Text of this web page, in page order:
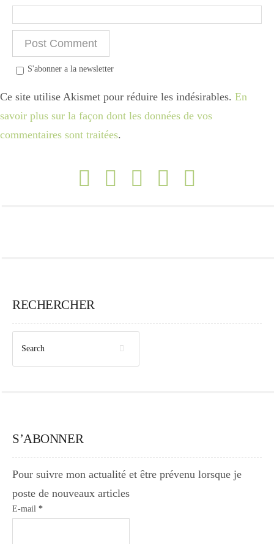
apéro
S'abonner a la newsletter
Ce site utilise Akismet pour réduire les indésirables. En
savoir plus sur la façon dont les données de vos
commentaires sont traitées.
RECHERCHER
S’ABONNER
Pour suivre mon actualité et être prévenu lorsque je
poste de nouveaux articles
E-mail *